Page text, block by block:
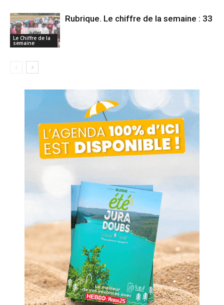
Le Chiffre de la
semaine
Rubrique. Le chiffre de la semaine : 33